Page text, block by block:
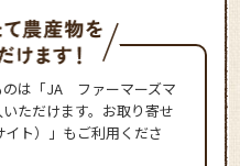
のは「JA ファーマーズマ
ただけます。お取り寄せ
ト）」もご利用くださ